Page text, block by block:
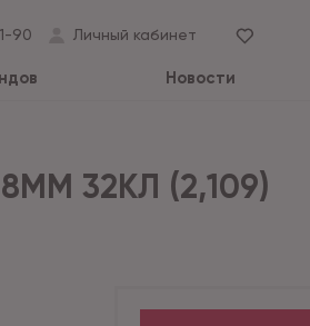
90 Личный кабинет
Новости
32КЛ (2,109)